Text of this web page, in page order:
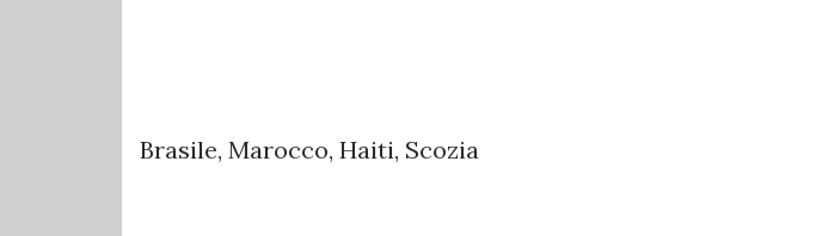
Brasile, Marocco, Haiti, Scozia